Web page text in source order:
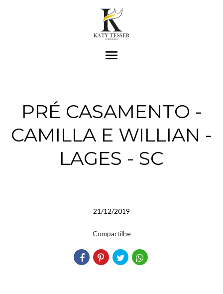
menu
PRÉ CASAMENTO -
CAMILLA E WILLIAN -
LAGES - SC
21/12/2019
Compartilhe